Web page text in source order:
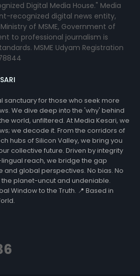
Digital Media House." Media
recognized digital news entity,
of MSME, Government of
to professional journalism is
MSME Udyam Registration
sanctuary for those who seek more
We dive deep into the 'why' behind
world, unfiltered. At Media Kesari, we
we decode it. From the corridors of
hubs of Silicon Valley, we bring you
collective future. Driven by integrity
reach, we bridge the gap
global perspectives. No bias. No
the planet-uncut and undeniable.
Window to the Truth. 📍 Based in
6